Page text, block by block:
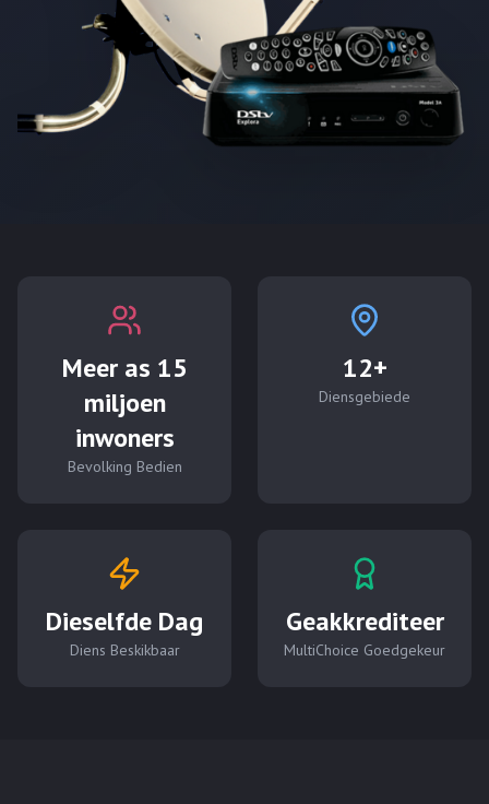
Meer as 15
miljoen
inwoners
Bevolking Bedien
12+
Diensgebiede
Dieselfde Dag
Diens Beskikbaar
Geakkrediteer
MultiChoice Goedgekeur